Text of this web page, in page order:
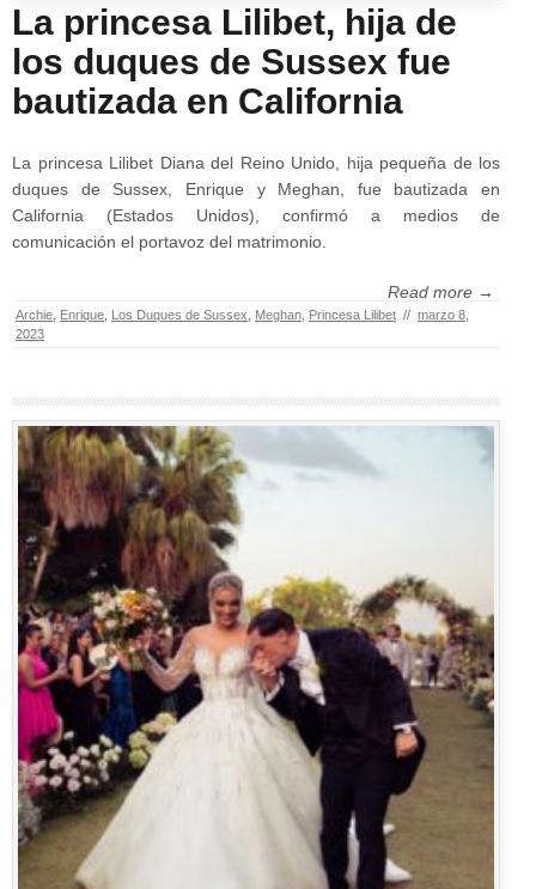
La princesa Lilibet, hija de
los duques de Sussex fue
bautizada en California
La princesa Lilibet Diana del Reino Unido, hija pequeña de los
duques de Sussex, Enrique y Meghan, fue bautizada en
California (Estados Unidos), confirmó a medios de
comunicación el portavoz del matrimonio.
Read more →
Archie Enrique Los Duques de Sussex Meghan Princesa Lilibet // marzo 8,
2023